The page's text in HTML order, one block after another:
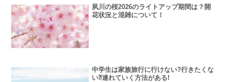
夙川の桜2026のライトアップ期間は？開
花状況と混雑について！
中学生は家族旅行に行けない?行きたくな
い⁈連れていく方法がある!